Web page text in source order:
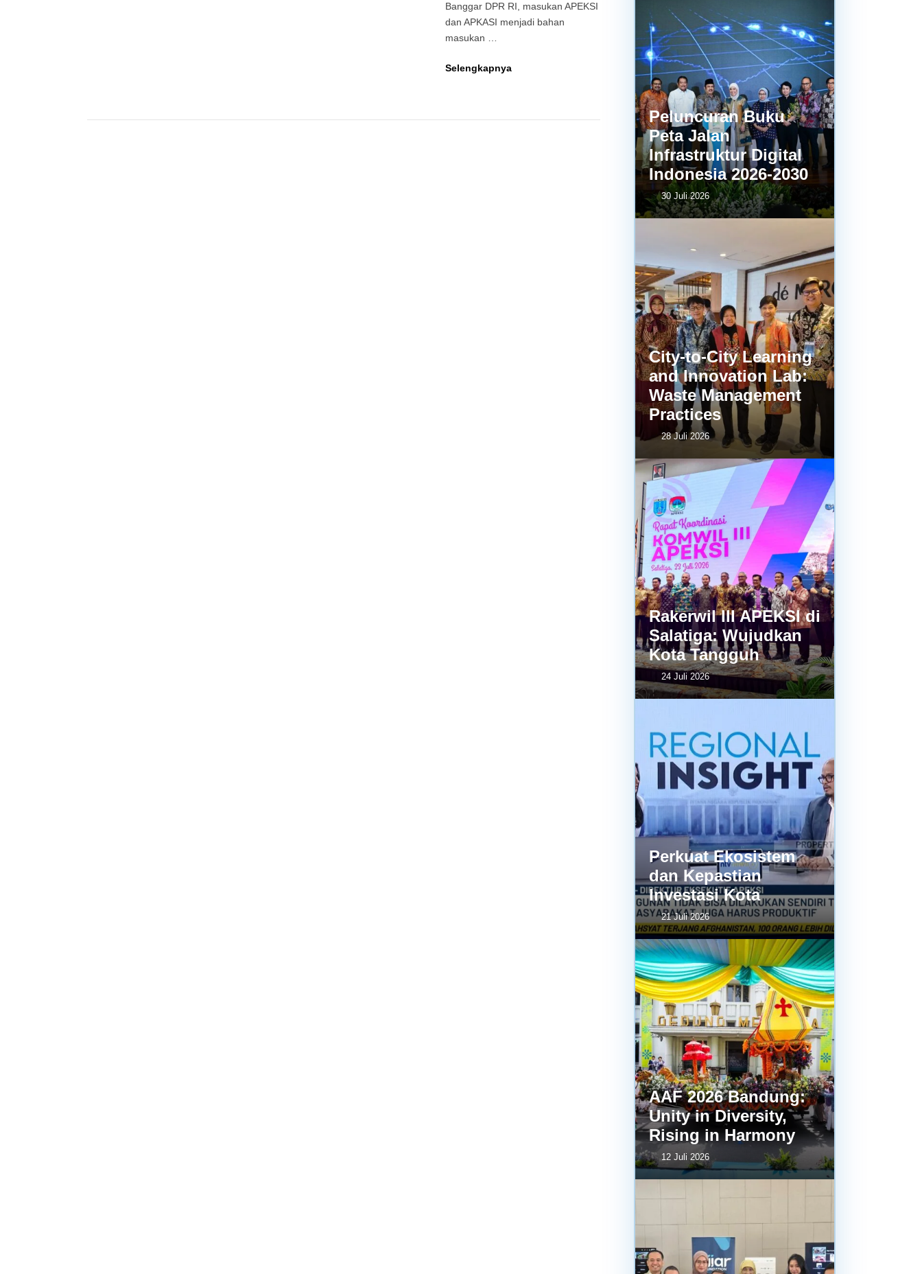
Banggar DPR RI, masukan APEKSI
dan APKASI menjadi bahan
masukan …
Selengkapnya
Peluncuran Buku
Peta Jalan
Infrastruktur Digital
Indonesia 2026-2030
30 Juli 2026
City-to-City Learning
and Innovation Lab:
Waste Management
Practices
28 Juli 2026
Rakerwil III APEKSI di
Salatiga: Wujudkan
Kota Tangguh
24 Juli 2026
Perkuat Ekosistem
dan Kepastian
Investasi Kota
21 Juli 2026
AAF 2026 Bandung:
Unity in Diversity,
Rising in Harmony
12 Juli 2026